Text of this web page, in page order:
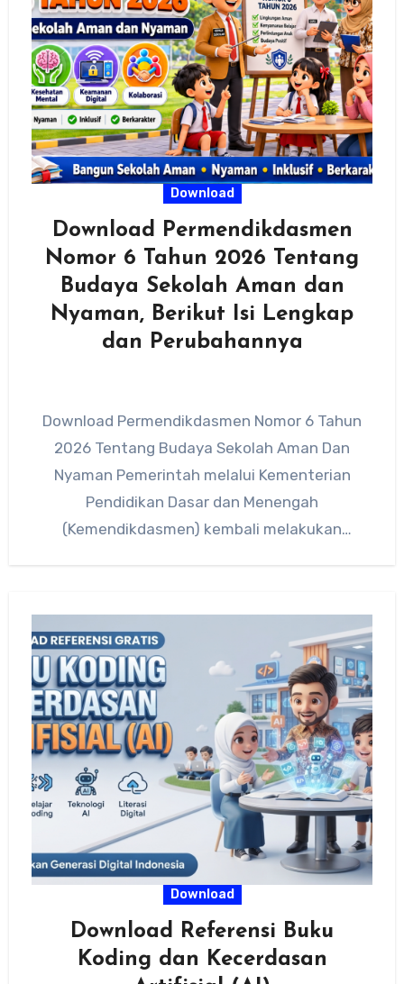
Download
Download Permendikdasmen
Nomor 6 Tahun 2026 Tentang
Budaya Sekolah Aman dan
Nyaman, Berikut Isi Lengkap
dan Perubahannya
Download Permendikdasmen Nomor 6 Tahun
2026 Tentang Budaya Sekolah Aman Dan
Nyaman Pemerintah melalui Kementerian
Pendidikan Dasar dan Menengah
(Kemendikdasmen) kembali melakukan
Download
Download Referensi Buku
Koding dan Kecerdasan